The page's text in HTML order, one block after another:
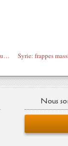
Bektachisme - À propos d’un futur État minuscule
Nous